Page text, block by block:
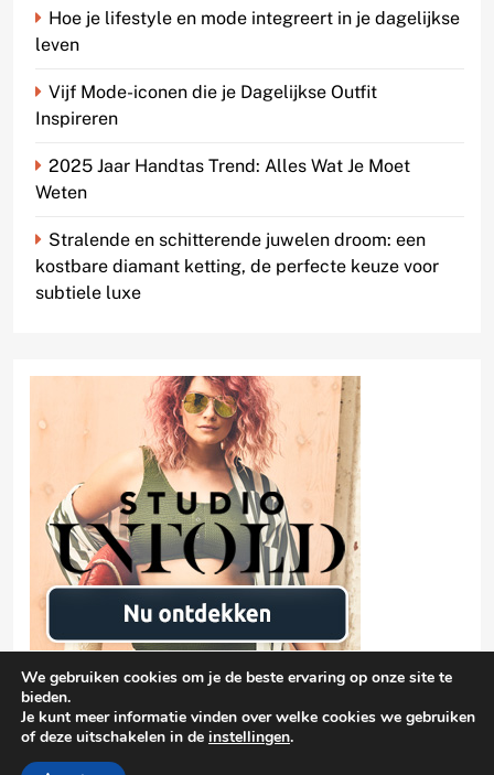
Hoe je lifestyle en mode integreert in je dagelijkse
leven
Vijf Mode-iconen die je Dagelijkse Outfit
Inspireren
2025 Jaar Handtas Trend: Alles Wat Je Moet
Weten
Stralende en schitterende juwelen droom: een
kostbare diamant ketting, de perfecte keuze voor
subtiele luxe
damen-mode.net 2026 |
We gebruiken cookies om je de beste ervaring op onze site te
bieden.
Je kunt meer informatie vinden over welke cookies we gebruiken
of deze uitschakelen in de instellingen.